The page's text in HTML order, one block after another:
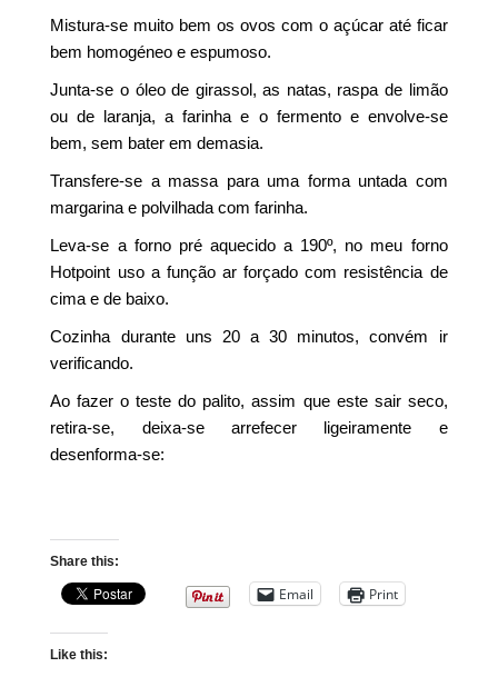
Mistura-se muito bem os ovos com o açúcar até ficar
bem homogéneo e espumoso.
Junta-se o óleo de girassol, as natas, raspa de limão
ou de laranja, a farinha e o fermento e envolve-se
bem, sem bater em demasia.
Transfere-se a massa para uma forma untada com
margarina e polvilhada com farinha.
Leva-se a forno pré aquecido a 190º, no meu forno
Hotpoint uso a função ar forçado com resistência de
cima e de baixo.
Cozinha durante uns 20 a 30 minutos, convém ir
verificando.
Ao fazer o teste do palito, assim que este sair seco,
retira-se, deixa-se arrefecer ligeiramente e
desenforma-se:
Share this:
Email Print
Like this: